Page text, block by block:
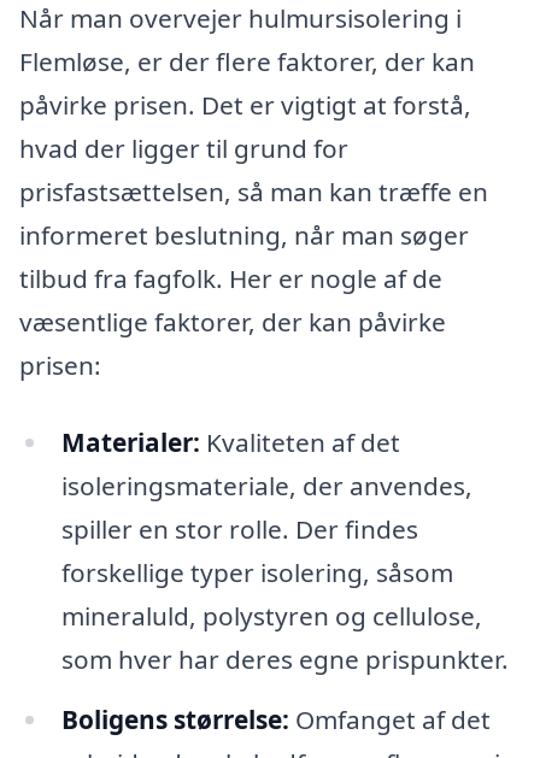
Når man overvejer hulmursisolering i
Flemløse, er der flere faktorer, der kan
påvirke prisen. Det er vigtigt at forstå,
hvad der ligger til grund for
prisfastsættelsen, så man kan træffe en
informeret beslutning, når man søger
tilbud fra fagfolk. Her er nogle af de
væsentlige faktorer, der kan påvirke
prisen:
Materialer: Kvaliteten af det
isoleringsmateriale, der anvendes,
spiller en stor rolle. Der findes
forskellige typer isolering, såsom
mineraluld, polystyren og cellulose,
som hver har deres egne prispunkter.
Boligens størrelse: Omfanget af det